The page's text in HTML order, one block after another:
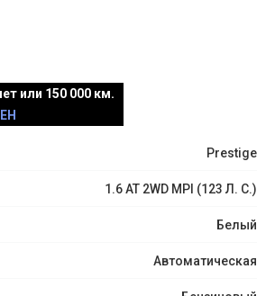
или 150 000 км.
Prestige
1.6 АТ 2WD MPI (123 Л. C.)
Белый
Автоматическая